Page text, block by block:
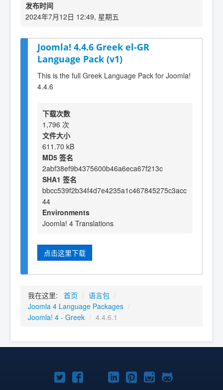
发布时间
2024年7月12日 12:49, 星期五
Joomla! 4.4.6 Greek el-GR
Language Pack (v1)
This is the full Greek Language Pack for Joomla!
4.4.6
下载次数
1,796 次
文件大小
611.70 kB
MD5 签名
2abf38ef9b4375600b46a6eca67f213c
SHA1 签名
bbcc539f2b34f4d7e4235a1c467845275c3acc
44
Environments
Joomla! 4 Translations
点击这里下载
我在这里: 首页 / 语言包 /
Joomla 4 Language Packages /
Joomla! 4 - Greek / 4.4.6.1
TwitterFacebookYouTube
LinkedIn
Pinterest
Instagram
GitHub